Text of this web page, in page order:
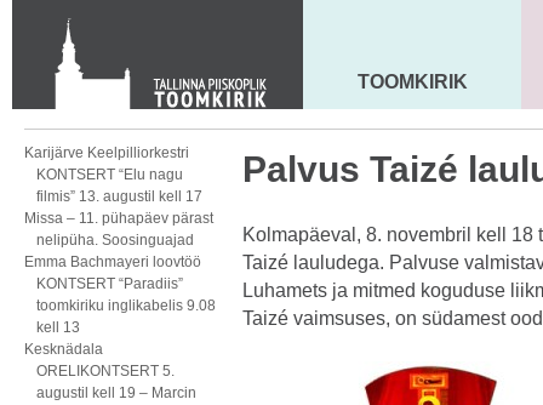
KONTAKT
Toom-Kooli 6, 10130 TALLINN
tallinna.toom@eelk.ee
MAARJA KIRIK
TOOMKIRIK
Karijärve Keelpilliorkestri
KONTSERT “Elu nagu
filmis” 13. augustil kell 17
Missa – 11. pühapäev pärast
nelipüha. Soosinguajad
Emma Bachmayeri loovtöö
KONTSERT “Paradiis”
toomkiriku inglikabelis 9.08
kell 13
Kesknädala
ORELIKONTSERT 5.
augustil kell 19 – Marcin
Palvus Taizé
Kolmapäeval, 8. novembril kell
Taizé lauludega. Palvuse
Luhamets ja mitmed koguduse
Taizé vaimsuses, on südamest